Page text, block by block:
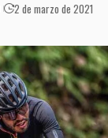
2 de marzo de 2021